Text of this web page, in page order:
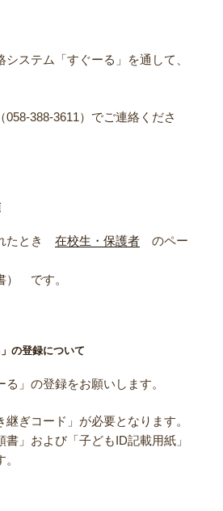
ステム「すぐーる」を通して、
388-3611）でご連絡くださ
たとき 在校生・保護者 のペー
） です。
の登録について
」の登録をお願いします。
ぎコード」が必要となります。
」および「子どもID記載用紙」